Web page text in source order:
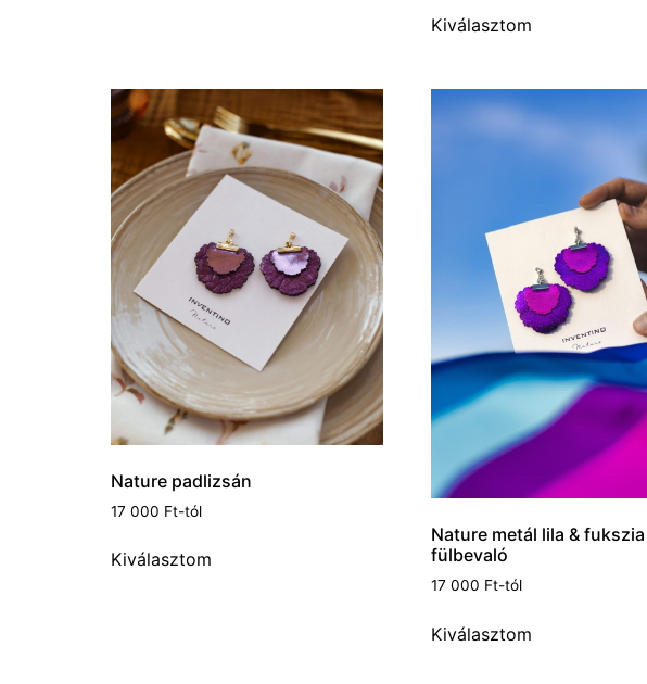
Kiválasztom
Nature padlizsán
17 000 Ft-tól
Kiválasztom
Nature metál lila & fukszia
fülbevaló
17 000 Ft-tól
Kiválasztom